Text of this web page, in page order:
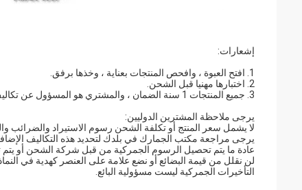
إشعارات:
1. افتح العبوة ، وافحص المنتجات بعناية ، وخذها برفق.
2. اختبارها مهنيا قبل الشحن.
3. جميع المنتجات 1 سنة الضمان ، والمشتري هو المسؤول عن تكاليف إعادة الشحن.
يرجى ملاحظة المشترين الدوليين:
لا يشمل سعر المنتج أو تكلفة الشحن رسوم الاستيراد والضرائب
يرجى مراجعة مكتب الجمارك في بلدك لتحديد هذه التكاليف
عادة ما يتم تحصيل الرسوم الجمركية من قبل شركة الشحن أو
لن نقلل من قيمة البضائع أو نضع علامة على العنصر كهدية في
التأخيرات الجمركية ليست مسؤولية البائع.